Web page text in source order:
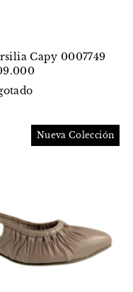
Capy 0007749
Nueva Colección